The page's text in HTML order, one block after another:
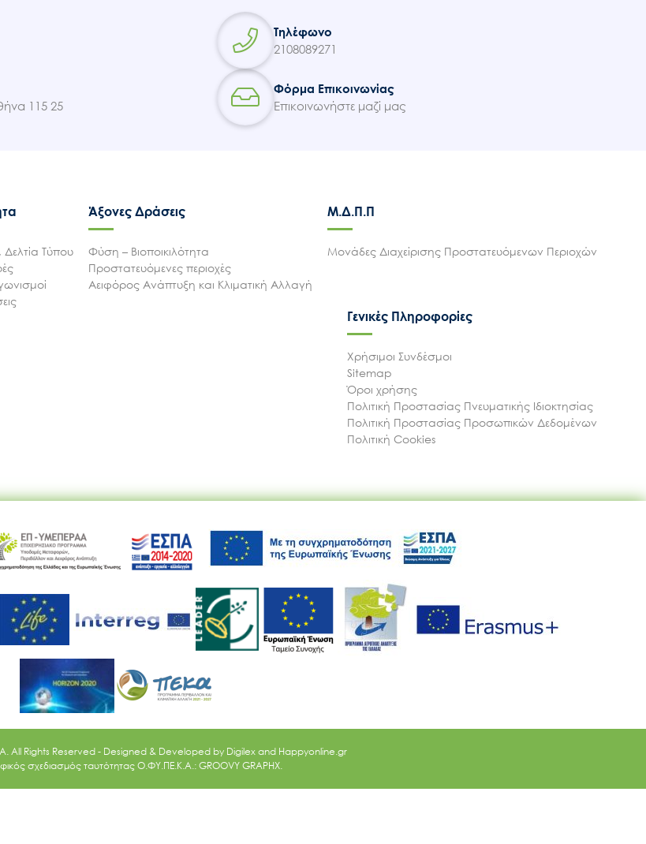
μας
Τηλέφωνο
2108089271
115 25
Φόρμα Επικοινωνίας
Επικοινωνήστε μαζί μας
Τύπου
Άξονες Δράσεις
Φύση – Βιοποικιλότητα
Προστατευόμενες περιοχές
Αειφόρος Ανάπτυξη και Κλιματική Αλλαγή
Μ.Δ.Π.Π
Μονάδες Διαχείρισης Προστατευόμενων Περιοχών
Γενικές Πληροφορίες
Χρήσιμοι Συνδέσμοι
Sitemap
Όροι χρήσης
Πολιτική Προστασίας Πνευματικής Ιδιοκτησίας
Πολιτική Προστασίας Προσωπικών Δεδομένων
Πολιτική Cookies
All Rights Reserved - Designed & Developed by Digilex and Happyonline.gr
σχεδιασμός ταυτότητας Ο.ΦΥ.ΠΕ.Κ.Α.: GROOVY GRAPHX.